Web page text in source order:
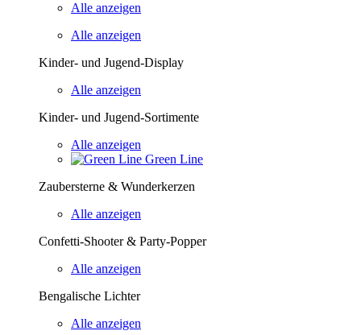
Alle anzeigen
Alle anzeigen
Kinder- und Jugend-Display
Alle anzeigen
Kinder- und Jugend-Sortimente
Alle anzeigen
Green Line
Zaubersterne & Wunderkerzen
Alle anzeigen
Confetti-Shooter & Party-Popper
Alle anzeigen
Bengalische Lichter
Alle anzeigen